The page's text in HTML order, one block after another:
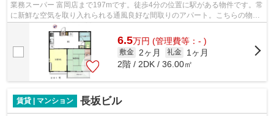
業務スーパー 富岡店まで197mです。徒歩4分の位置に駅がある物件です。常
に新鮮な空気を取り入れられる通風良好な間取りのアパート。こちらの物件
はアパートです。物件のお問い合わせ...
6.5万円 (管理費等：- )
敷金 2ヶ月 礼金
1ヶ月
2階 / 2DK / 36.00㎡
賃貸 | マンション 長坂ビル